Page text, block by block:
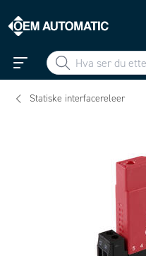
Statiske interfacereleer